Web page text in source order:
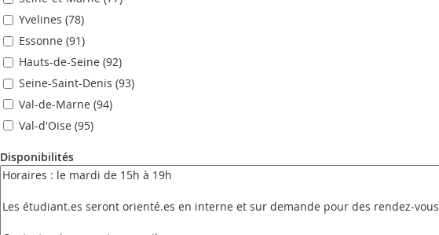
Yvelines (78)
Essonne (91)
Hauts-de-Seine (92)
Seine-Saint-Denis (93)
Val-de-Marne (94)
Val-d'Oise (95)
Disponibilités